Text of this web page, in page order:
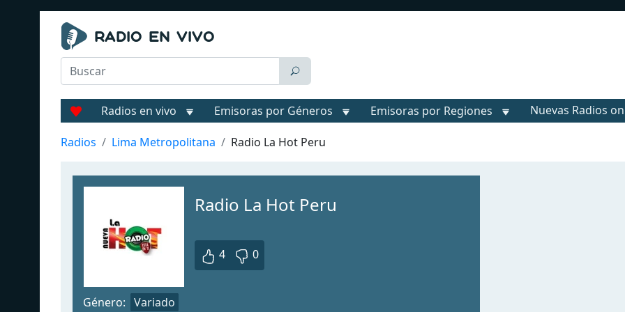
Radios en vivo Emisoras por Géneros Emisoras por Regiones Nuevas Radios
Radios Lima Metropolitana Radio La Hot Peru
Radio La Hot Peru
4 0
Género: Variado